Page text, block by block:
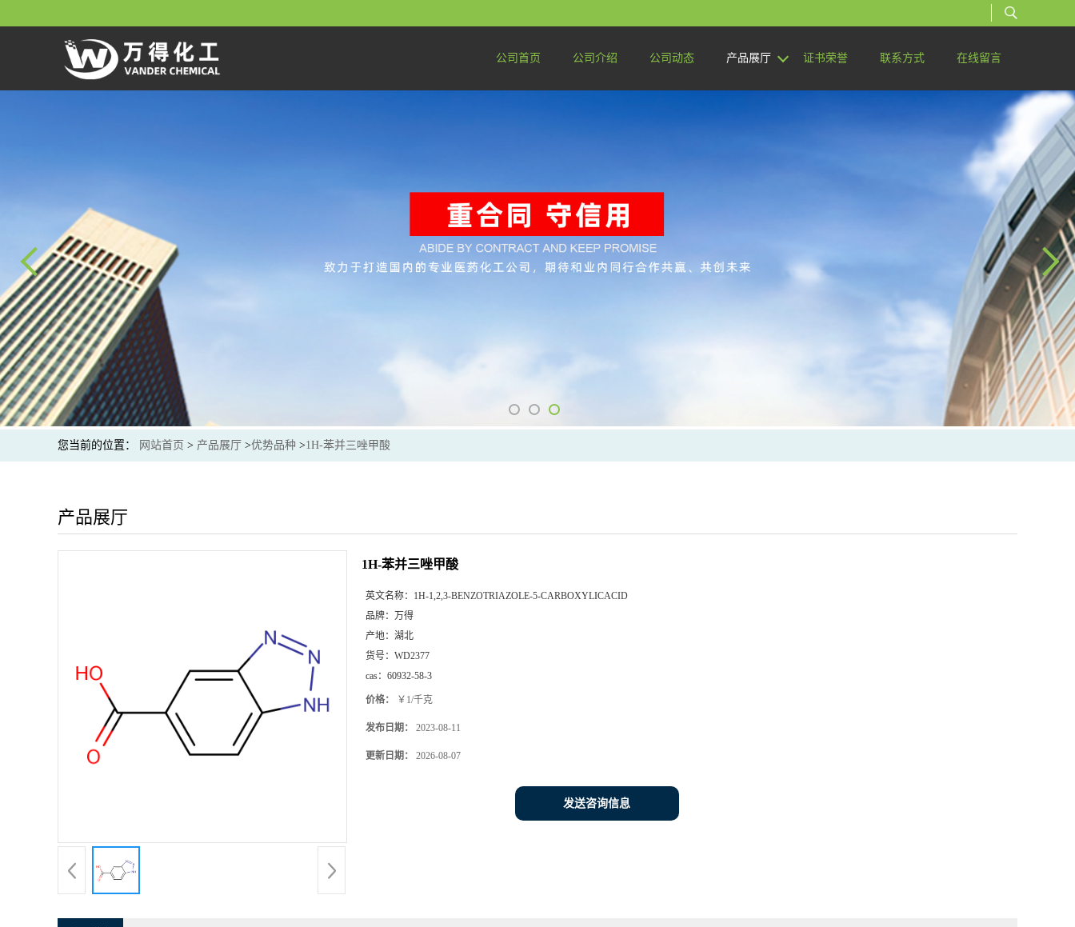
公司首页 公司介绍 公司动态 产品展厅 证书荣誉 联系方式 在线留言
您当前的位置： 网站首页 > 产品展厅 >优势品种 >1H-苯并三唑甲酸
产品展厅
1H-苯并三唑甲酸
英文名称： 1H-1,2,3-BENZOTRIAZOLE-5-CARBOXYLICACID
品牌： 万得
产地： 湖北
货号： WD2377
cas： 60932-58-3
价格： ￥1/千克
发布日期： 2023-08-11
更新日期： 2026-08-07
发送咨询信息